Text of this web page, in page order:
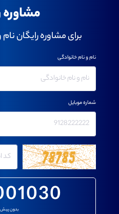
مشاوره
برای مشاوره رایگان
بدون پیش
نام و نام خانوادگی
شماره موبایل